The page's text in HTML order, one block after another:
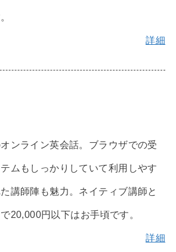
詳細
ンライン英会話。ブラウザでの受
ムもしっかりしていて利用しやす
講師陣も魅力。ネイティブ講師と
20,000円以下はお手頃です。
詳細